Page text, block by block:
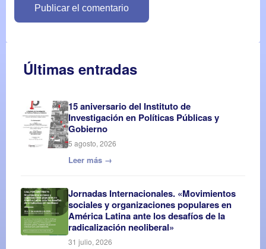
Últimas entradas
15 aniversario del Instituto de
Investigación en Políticas Públicas y
Gobierno
5 agosto, 2026
Leer más →
Jornadas Internacionales. «Movimientos
sociales y organizaciones populares en
América Latina ante los desafíos de la
radicalización neoliberal»
31 julio, 2026